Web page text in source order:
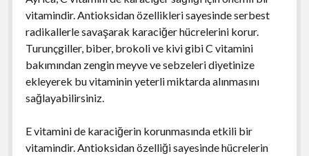
vitamindir. Antioksidan özellikleri sayesinde serbest
radikallerle savaşarak karaciğer hücrelerini korur.
Turunçgiller, biber, brokoli ve kivi gibi C vitamini
bakımından zengin meyve ve sebzeleri diyetinize
ekleyerek bu vitaminin yeterli miktarda alınmasını
sağlayabilirsiniz.
E vitamini de karaciğerin korunmasında etkili bir
vitamindir. Antioksidan özelliği sayesinde hücrelerin